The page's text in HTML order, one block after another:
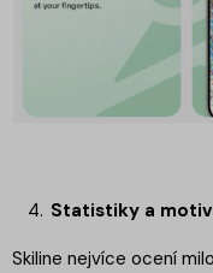
Statistiky a
Skiline nejvíce ocení